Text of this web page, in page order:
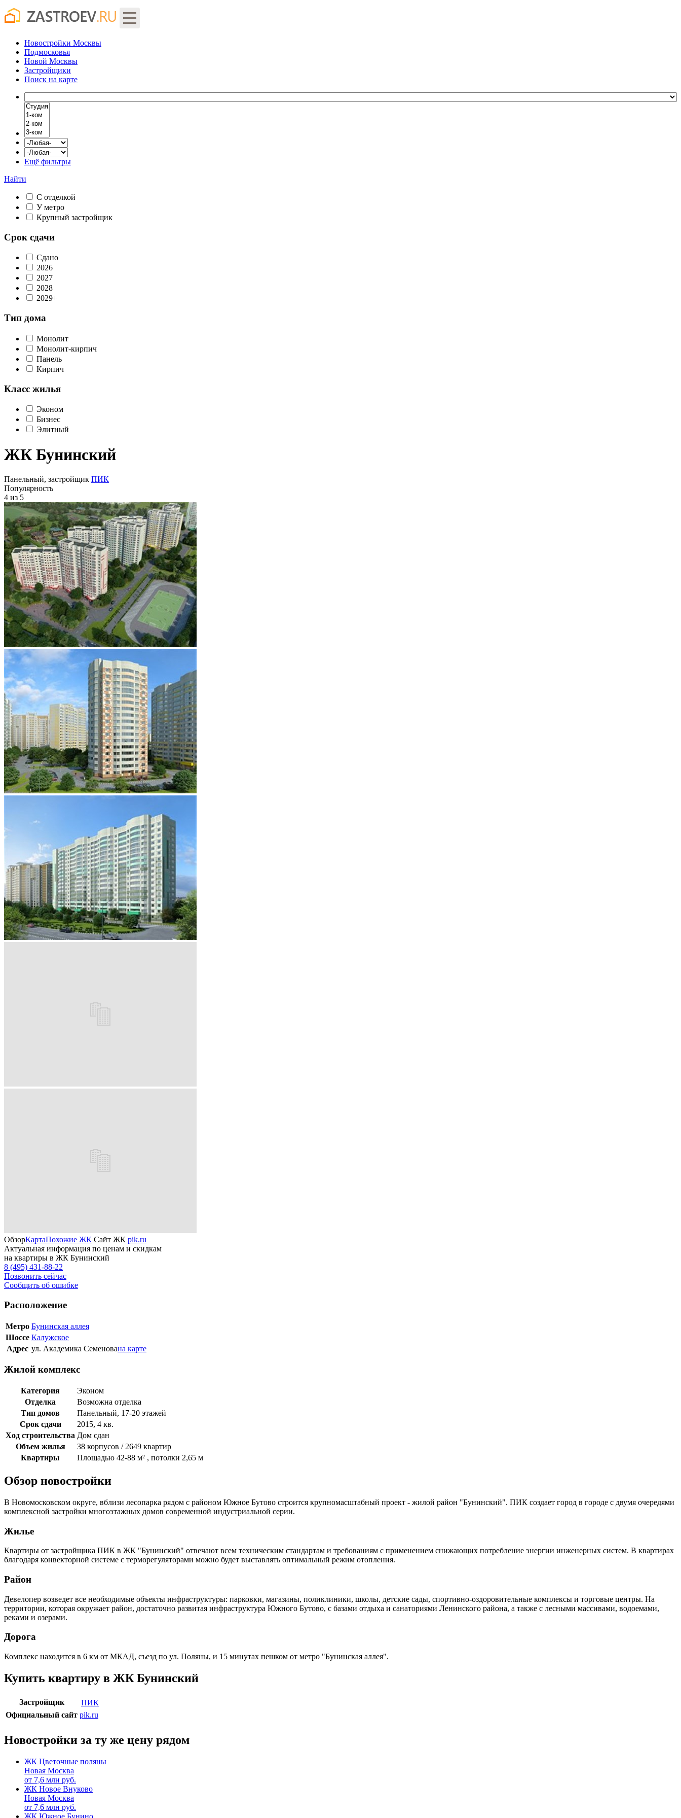
Новостройки Москвы
Подмосковья
Новой Москвы
Застройщики
Поиск на карте
Ещё фильтры
Найти
С отделкой
У метро
Крупный застройщик
Срок сдачи
Сдано
2026
2027
2028
2029+
Тип дома
Монолит
Монолит-кирпич
Панель
Кирпич
Класс жилья
Эконом
Бизнес
Элитный
ЖК Бунинский
Панельный, застройщик ПИК
Популярность
4 из 5
ОбзорКартаПохожие ЖК Сайт ЖК pik.ru
Актуальная информация по ценам и скидкам
на квартиры в ЖК Бунинский
8 (495) 431-88-22
Позвонить сейчас
Сообщить об ошибке
Расположение
Метро Бунинская аллея
Шоссе Калужское
Адрес ул. Академика Семенована карте
Жилой комплекс
Категория
Эконом
Отделка
Возможна отделка
Тип домов
Панельный, 17-20 этажей
Срок сдачи
2015, 4 кв.
Ход строительства Дом сдан
Объем жилья
38 корпусов / 2649 квартир
Квартиры
Площадью 42-88 м² , потолки 2,65 м
Обзор новостройки
В Новомосковском округе, вблизи лесопарка рядом с районом Южное Бутово строится крупномасштабный проект - жилой район "Бунинский". ПИК создает город в городе с двумя очередями
комплексной застройки многоэтажных домов современной индустриальной серии.
Жилье
Квартиры от застройщика ПИК в ЖК "Бунинский" отвечают всем техническим стандартам и требованиям с применением снижающих потребление энергии инженерных систем. В квартирах
благодаря конвекторной системе с терморегуляторами можно будет выставлять оптимальный режим отопления.
Район
Девелопер возведет все необходимые объекты инфраструктуры: парковки, магазины, поликлиники, школы, детские сады, спортивно-оздоровительные комплексы и торговые центры. На
территории, которая окружает район, достаточно развитая инфраструктура Южного Бутово, с базами отдыха и санаториями Ленинского района, а также с лесными массивами, водоемами,
реками и озерами.
Дорога
Комплекс находится в 6 км от МКАД, съезд по ул. Поляны, и 15 минутах пешком от метро "Бунинская аллея".
Купить квартиру в ЖК Бунинский
Застройщик
ПИК
Официальный сайт pik.ru
Новостройки за ту же цену рядом
ЖК Цветочные поляны
Новая Москва
от 7,6 млн руб.
ЖК Новое Внуково
Новая Москва
от 7,6 млн руб.
ЖК Южное Бунино